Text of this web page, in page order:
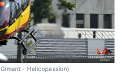
- Helicopassion)